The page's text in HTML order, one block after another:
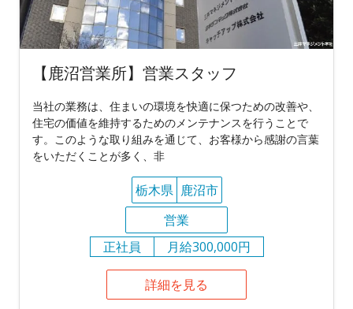
【鹿沼営業所】営業スタッフ
当社の業務は、住まいの環境を快適に保つための改善や、
住宅の価値を維持するためのメンテナンスを行うことで
す。このような取り組みを通じて、お客様から感謝の言葉
をいただくことが多く、非
栃木県 鹿沼市
営業
正社員
月給300,000円
詳細を見る